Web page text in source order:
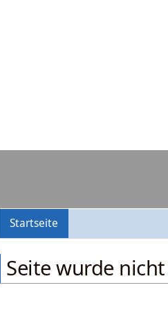
Startseite
Seite wurde